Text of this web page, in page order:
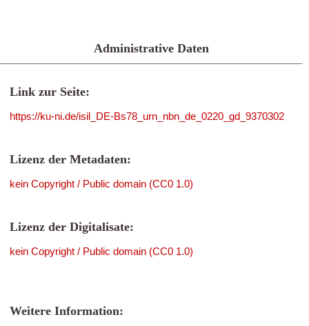
Administrative Daten
Link zur Seite:
https://ku-ni.de/isil_DE-Bs78_urn_nbn_de_0220_gd_9370302
Lizenz der Metadaten:
kein Copyright / Public domain (CC0 1.0)
Lizenz der Digitalisate:
kein Copyright / Public domain (CC0 1.0)
Weitere Information: